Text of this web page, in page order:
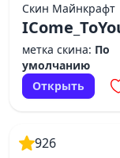
Скин Майнкрафт
метка скина: По
умолчанию
Открыть
926